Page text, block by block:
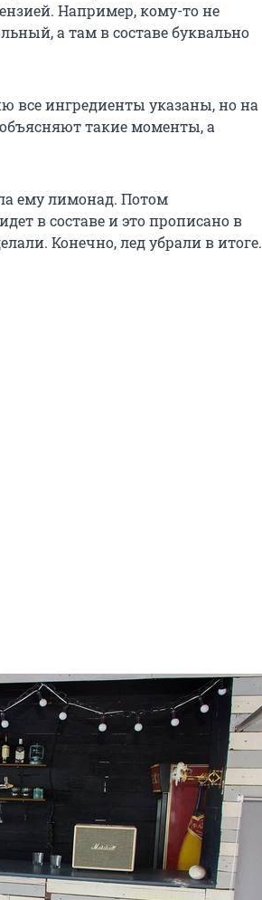
Например, кому-то не
а там в составе буквально
все ингредиенты указаны, но на
такие моменты, а
ему лимонад. Потом
в составе и это прописано в
Конечно, лед убрали в итоге.